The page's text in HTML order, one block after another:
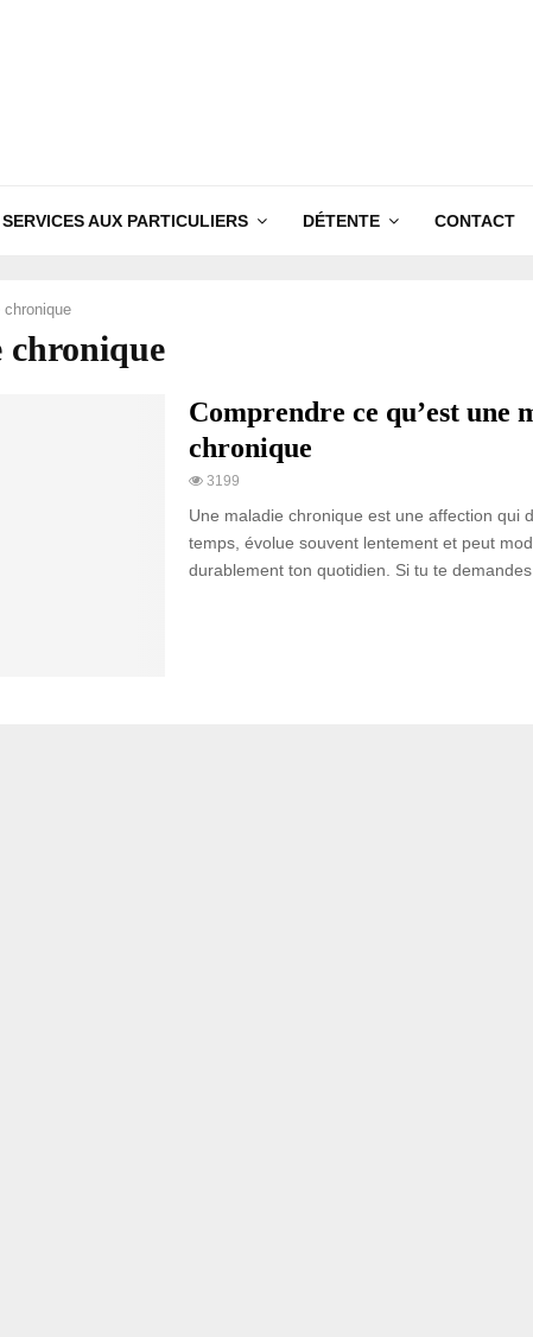
SERVICES AUX PARTICULIERS DÉTENTE CONTACT
chronique
chronique
Comprendre ce qu’est une
chronique
3199
Une maladie chronique est une affection qui
temps, évolue souvent lentement et peut
durablement ton quotidien. Si tu te demandes